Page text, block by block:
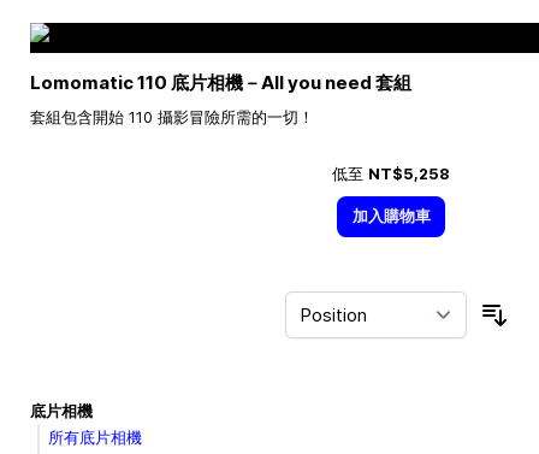
Lomomatic 110 底片相機－All you need 套組
套組包含開始 110 攝影冒險所需的一切！
低至 NT$5,258
加入購物車
底片相機
所有底片相機